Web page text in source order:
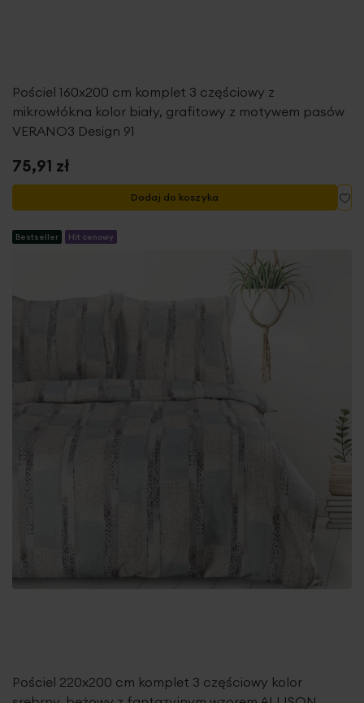
Pościel 160x200 cm komplet 3 częściowy z
mikrowłókna kolor biały, grafitowy z motywem pasów
VERANO3 Design 91
75,91 zł
Dodaj do koszyka
Bestseller Hit cenowy
Pościel 220x200 cm komplet 3 częściowy kolor